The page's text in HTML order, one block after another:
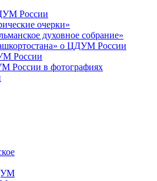
России
очерки»
духовное собрание»
о ЦДУМ России
России
России в фотографиях